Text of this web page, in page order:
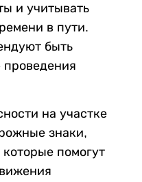
и учитывать
в пути.
быть
на участке
знаки,
помогут